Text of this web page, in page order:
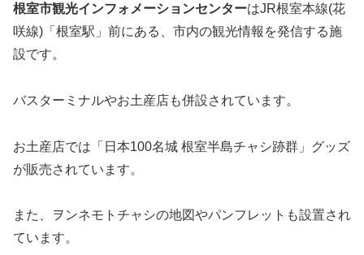
根室市観光インフォメーションセンターはJR根室本線(花
咲線)「根室駅」前にある、市内の観光情報を発信する施
設です。
バスターミナルやお土産店も併設されています。
お土産店では「日本100名城 根室半島チャシ跡群」グッズ
が販売されています。
また、ヲンネモトチャシの地図やパンフレットも設置され
ています。